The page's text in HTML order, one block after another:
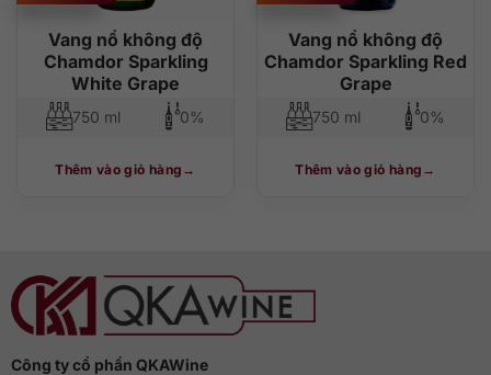
Vang nổ không độ
Chamdor Sparkling
White Grape
750 ml 0%
Thêm vào giỏ hàng
Vang nổ không độ
Chamdor Sparkling Red
Grape
750 ml 0%
Thêm vào giỏ hàng
Công ty cổ phần QKAWine